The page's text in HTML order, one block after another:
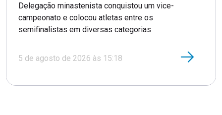
Delegação minastenista conquistou um vice-
campeonato e colocou atletas entre os
semifinalistas em diversas categorias
5 de agosto de 2026 às 15:18